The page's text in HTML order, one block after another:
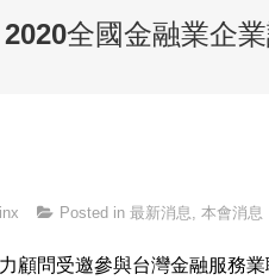
2020全國金融業企
Posted in 最新消息, 本會消息
顧問受邀參與台灣金融服務